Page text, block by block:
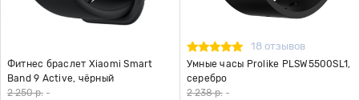
Фитнес браслет Xiaomi Smart
Band 9 Active, чёрный
2 250 р. -
18 отзывов
Умные часы Prolike PLSW5500SL1,
серебро
2 238 р. -